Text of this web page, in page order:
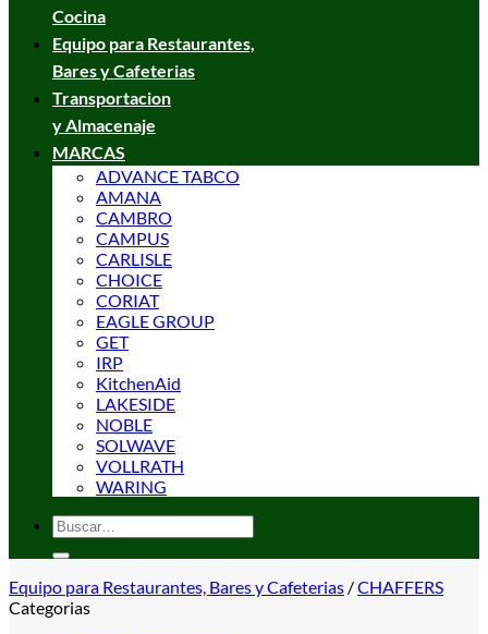
Cocina
Equipo para Restaurantes,
Bares y Cafeterias
Transportacion
y Almacenaje
MARCAS
ADVANCE TABCO
AMANA
CAMBRO
CAMPUS
CARLISLE
CHOICE
CORIAT
EAGLE GROUP
GET
IRP
KitchenAid
LAKESIDE
NOBLE
SOLWAVE
VOLLRATH
WARING
Buscar
por:
Equipo para Restaurantes, Bares y Cafeterias /CHAFFERS
Categorias